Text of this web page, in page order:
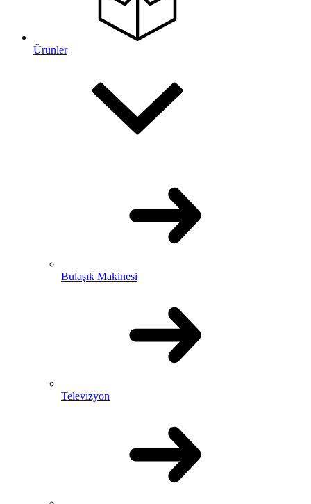
Ürünler
Bulaşık Makinesi
Televizyon